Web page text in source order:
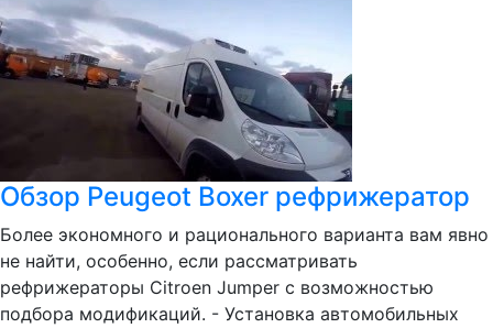
Обзор Peugeot Boxer рефрижератор
Более экономного и рационального варианта вам явно
не найти, особенно, если рассматривать
рефрижераторы Citroen Jumper с возможностью
подбора модификаций. - Установка автомобильных